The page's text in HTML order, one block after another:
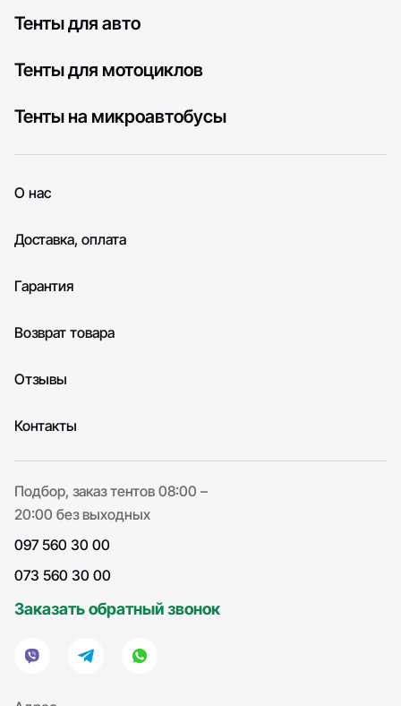
Тенты для авто
Тенты для мотоциклов
Тенты на микроавтобусы
О нас
Доставка, оплата
Гарантия
Возврат товара
Отзывы
Контакты
Подбор, заказ тентов 08:00 –
20:00 без выходных
097 560 30 00
073 560 30 00
Заказать обратный звонок